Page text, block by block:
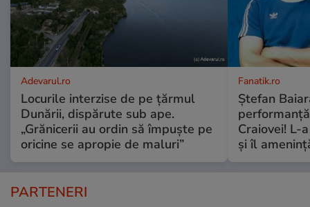
Adevarul.ro
Locurile interzise de pe țărmul
Dunării, dispărute sub ape.
„Grănicerii au ordin să împuște pe
oricine se apropie de maluri”
Fanatik.ro
Ștefan
Craiovei! L-
și îl
PARTENERI